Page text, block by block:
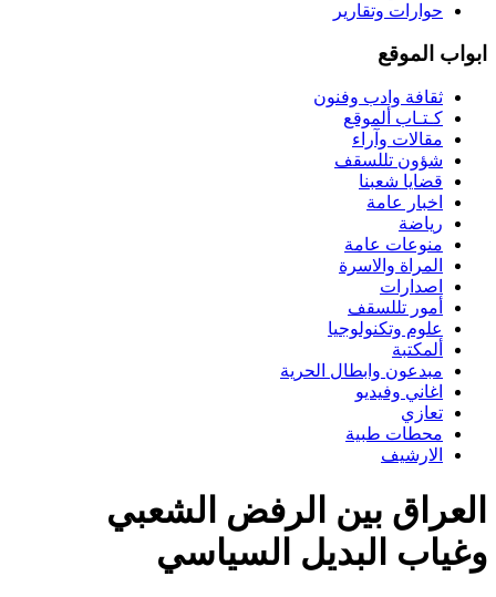
حوارات وتقارير
ابواب الموقع
ثقافة وادب وفنون
كـتـاب ألموقع
مقالات وآراء
شؤون تللسقف
قضايا شعبنا
اخبار عامة
رياضة
منوعات عامة
المراة والاسرة
اصدارات
أمور تللسقف
علوم وتكنولوجيا
ألمكتبة
مبدعون وابطال الحرية
اغاني وفيديو
تعازي
محطات طبية
الارشيف
العراق بين الرفض الشعبي
وغياب البديل السياسي